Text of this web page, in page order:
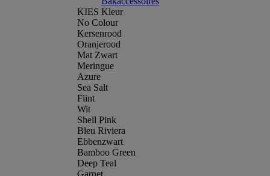
KIES Kleur
No Colour
Kersenrood
Oranjerood
Mat Zwart
Meringue
Azure
Sea Salt
Flint
Wit
Shell Pink
Bleu Riviera
Ebbenzwart
Bamboo Green
Deep Teal
Garnet